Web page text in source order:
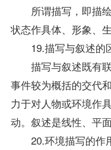
所谓描写，即描绘
状态作具体、形象、
19.描写与叙述的
描写与叙述既有联
事件较为概括的交代
力于对人物或环境作
动。叙述是线性、平
20.环境描写的作